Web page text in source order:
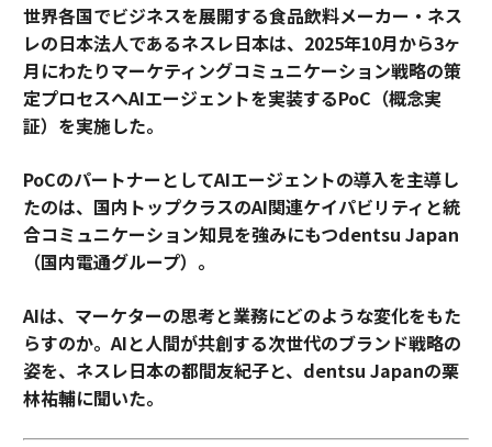
世界各国でビジネスを展開する食品飲料メーカー・ネス
レの日本法人であるネスレ日本は、2025年10月から3ヶ
月にわたりマーケティングコミュニケーション戦略の策
定プロセスへAIエージェントを実装するPoC（概念実
証）を実施した。
PoCのパートナーとしてAIエージェントの導入を主導し
たのは、国内トップクラスのAI関連ケイパビリティと統
合コミュニケーション知見を強みにもつdentsu Japan
（国内電通グループ）。
AIは、マーケターの思考と業務にどのような変化をもた
らすのか。AIと人間が共創する次世代のブランド戦略の
姿を、ネスレ日本の都間友紀子と、dentsu Japanの栗
林祐輔に聞いた。